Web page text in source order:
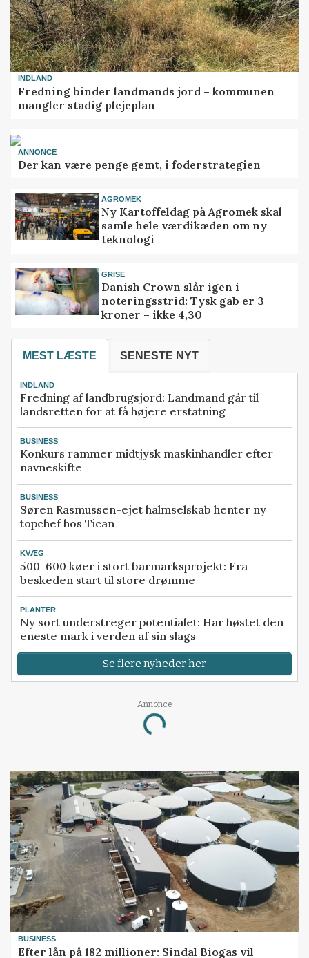
INDLAND
Fredning binder landmands jord – kommunen
mangler stadig plejeplan
ANNONCE
Der kan være penge gemt, i foderstrategien
AGROMEK
Ny Kartoffeldag på Agromek skal
samle hele værdikæden om ny
teknologi
GRISE
Danish Crown slår igen i
noteringsstrid: Tysk gab er 3
kroner – ikke 4,30
MEST LÆSTE SENESTE NYT
INDLAND
Fredning af landbrugsjord: Landmand går til
landsretten for at få højere erstatning
BUSINESS
Konkurs rammer midtjysk maskinhandler efter
navneskifte
BUSINESS
Søren Rasmussen-ejet halmselskab henter ny
topchef hos Tican
KVÆG
500-600 køer i stort barmarksprojekt: Fra
beskeden start til store drømme
PLANTER
Ny sort understreger potentialet: Har høstet den
eneste mark i verden af sin slags
Se flere nyheder her
Annonce
Loading...
BUSINESS
Efter lån på 182 millioner: Sindal Biogas vil